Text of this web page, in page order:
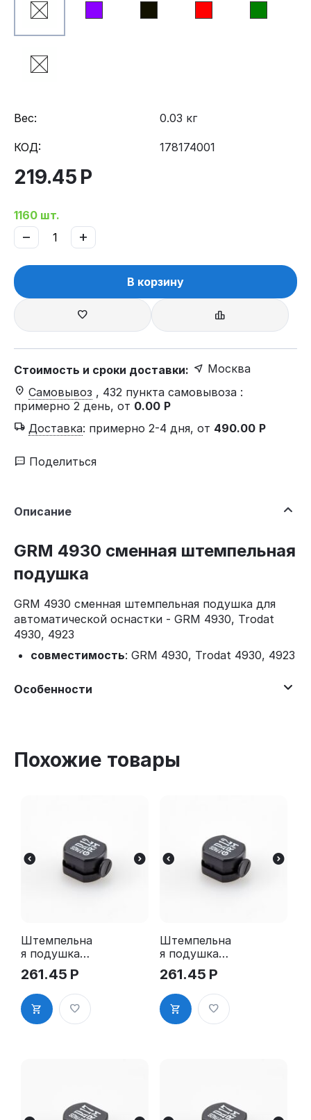
Вес: 0.03 кг
КОД: 178174001
219.45 Р
1160 шт.
+
−
В корзину
Стоимость и сроки доставки:
Москва
Самовывоз , 432 пункта самовывоза :
примерно 2 день, от 0.00 Р
Доставка: примерно 2-4 дня, от 490.00 Р
Поделиться
Описание
GRM 4930 сменная штемпельная
подушка
GRM 4930 сменная штемпельная подушка для
автоматической оснастки - GRM 4930, Trodat
4930, 4923
совместимость: GRM 4930, Trodat 4930, 4923
Особенности
Похожие товары
Штемпельна
я подушка
для GRM R12
2Pads
261.45 Р
Штемпельна
я подушка
для GRM R12
2Pads, синяя
261.45 Р